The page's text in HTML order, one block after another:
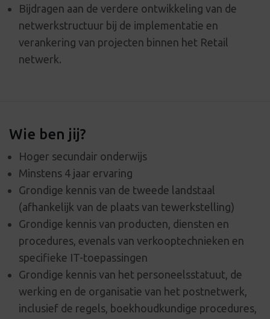
Bijdragen aan de verdere ontwikkeling van de
netwerkstructuur bij de implementatie en
verankering van projecten binnen het Retail
netwerk.
Wie ben jij?
Hoger secundair onderwijs
Minstens 4 jaar ervaring
Grondige kennis van de tweede landstaal
(afhankelijk van de plaats van tewerkstelling)
Grondige kennis van producten, diensten en
procedures, evenals van verkooptechnieken en
specifieke IT-toepassingen
Grondige kennis van het personeelsstatuut, de
werking en de organisatie van het postnetwerk,
inclusief de regels, boekhoudkundige procedures,